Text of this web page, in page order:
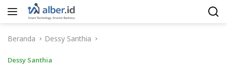
Langsung
Beranda
Dessy Santhia
Dessy Santhia